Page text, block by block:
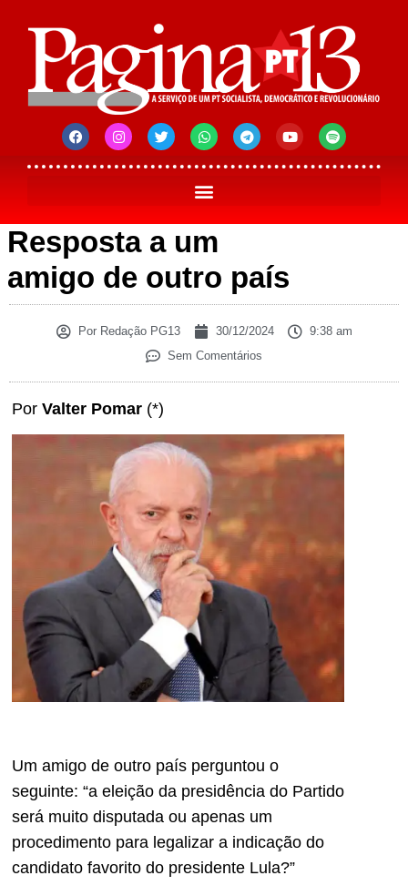
Resposta a um
amigo de outro país
PorRedação PG13 30/12/2024
9:38 am
Sem Comentários
Por Valter Pomar (*)
Um amigo de outro país perguntou o
seguinte: “a eleição da presidência do Partido
será muito disputada ou apenas um
procedimento para legalizar a indicação do
candidato favorito do presidente Lula?”